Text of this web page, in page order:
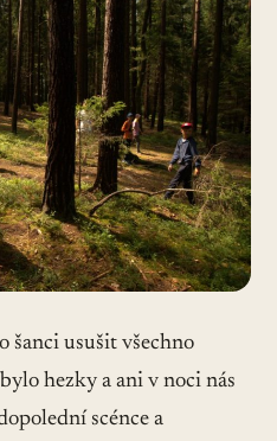
šanci usušit všechno
hezky a ani v noci nás
scénce a